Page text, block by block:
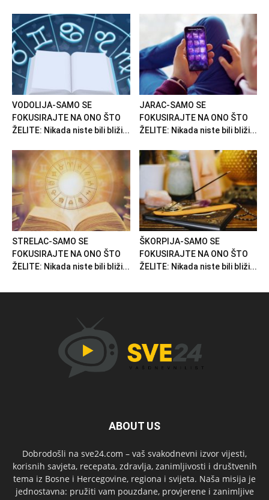
VODOLIJA-SAMO SE
FOKUSIRAJTE NA ONO ŠTO
ŽELITE: Nikada niste bili bliži...
JARAC-SAMO SE
FOKUSIRAJTE NA ONO ŠTO
ŽELITE: Nikada niste bili bliži...
STRELAC-SAMO SE
FOKUSIRAJTE NA ONO ŠTO
ŽELITE: Nikada niste bili bliži...
ŠKORPIJA-SAMO SE
FOKUSIRAJTE NA ONO ŠTO
ŽELITE: Nikada niste bili bliži...
ABOUT US
Dobrodošli na sve24.com – vaš svakodnevni izvor vijesti,
korisnih savjeta, recepata, zdravlja, zanimljivosti i društvenih
tema iz Bosne i Hercegovine, regiona i svijeta. Naša misija je
jednostavna: pružiti vam pouzdane, provjerene i zanimljive